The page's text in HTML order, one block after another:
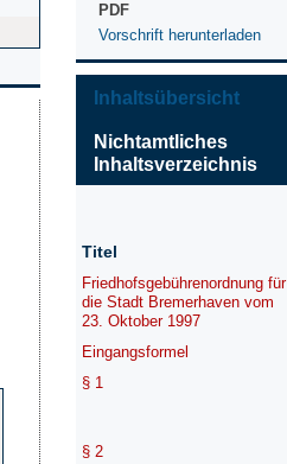
PDF
Vorschrift herunterladen
Inhaltsübersicht
Nichtamtliches
Inhaltsverzeichnis
Titel
Friedhofsgebührenordnung für
die Stadt Bremerhaven vom
23. Oktober 1997
Eingangsformel
§ 1
§ 2